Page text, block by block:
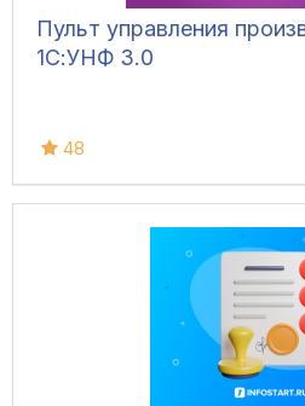
Пульт управления
1С:УНФ 3.0
48